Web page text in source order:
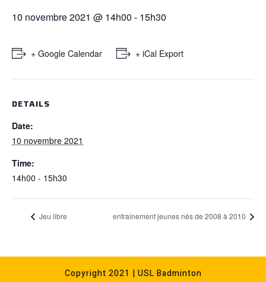
10 novembre 2021 @ 14h00 - 15h30
+ Google Calendar + iCal Export
DETAILS
Date:
10 novembre 2021
Time:
14h00 - 15h30
Jeu libre entraînement jeunes nés de 2008 à 2010
Copyright 2021 | USL Badminton